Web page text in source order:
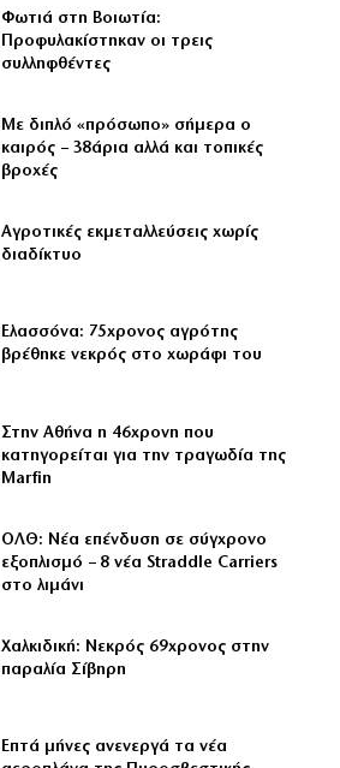
Φωτιά στη Βοιωτία:
Προφυλακίστηκαν οι τρεις
συλληφθέντες
Με διπλό «πρόσωπο» σήμερα ο
καιρός – 38άρια αλλά και τοπικές
βροχές
Αγροτικές εκμεταλλεύσεις χωρίς
διαδίκτυο
Ελασσόνα: 75χρονος αγρότης
βρέθηκε νεκρός στο χωράφι του
Στην Αθήνα η 46χρονη που
κατηγορείται για την τραγωδία της
Marfin
ΟΛΘ: Νέα επένδυση σε σύγχρονο
εξοπλισμό – 8 νέα Straddle Carriers
στο λιμάνι
Χαλκιδική: Νεκρός 69χρονος στην
παραλία Σίβηρη
Επτά μήνες ανενεργά τα νέα